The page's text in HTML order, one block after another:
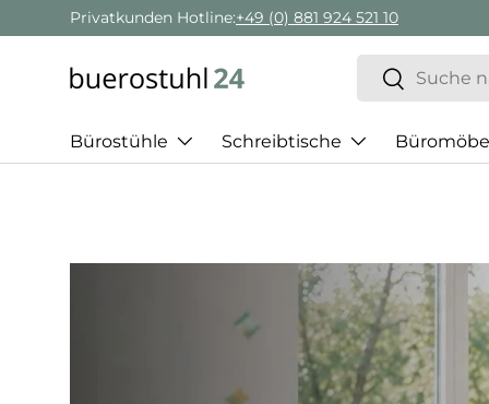
Direkt zum Inhalt
Privatkunden Hotline:+49 (0) 881 924 521 10
Suchen
Suchen
Bürostühle Schreibtische